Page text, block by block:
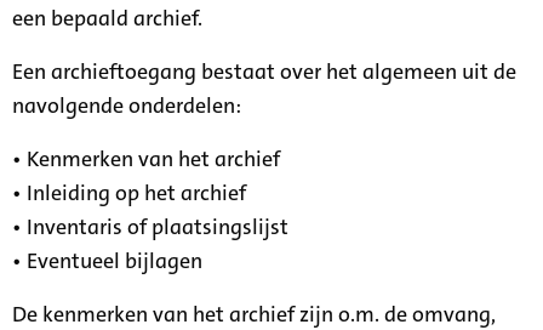
een bepaald archief.
Een archieftoegang bestaat over het algemeen uit de
navolgende onderdelen:
• Kenmerken van het archief
• Inleiding op het archief
• Inventaris of plaatsingslijst
• Eventueel bijlagen
De kenmerken van het archief zijn o.m. de omvang,